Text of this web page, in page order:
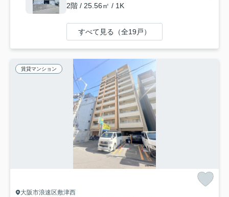
2階 / 25.56㎡ / 1K
すべて見る（全19戸）
賃貸マンション
大阪市浪速区敷津西